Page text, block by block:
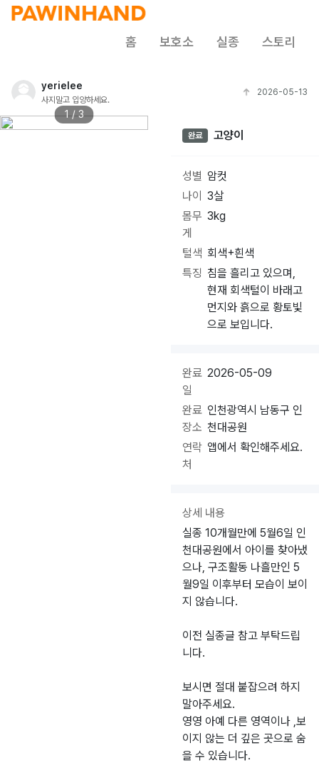
홈 보호소 실종 스토리
yerielee
사지말고 입양하세요.
2026-05-13
1 / 3
완료 고양이
성별 암컷
나이
3살
몸무
게
3kg
털색 회색+흰색
특징 침을 흘리고 있으며,
현재 회색털이 바래고
먼지와 흙으로 황토빛
으로 보입니다.
완료
일
2026-05-09
완료
장소
인천광역시 남동구 인
천대공원
연락
처
앱에서 확인해주세요.
상세 내용
실종 10개월만에 5월6일 인
천대공원에서 아이를 찾아냈
으나, 구조활동 나흘만인 5
월9일 이후부터 모습이 보이
지 않습니다.
이전 실종글 참고 부탁드립
니다.
보시면 절대 붙잡으려 하지
말아주세요.
영영 아예 다른 영역이나 ,보
이지 않는 더 깊은 곳으로 숨
을 수 있습니다.